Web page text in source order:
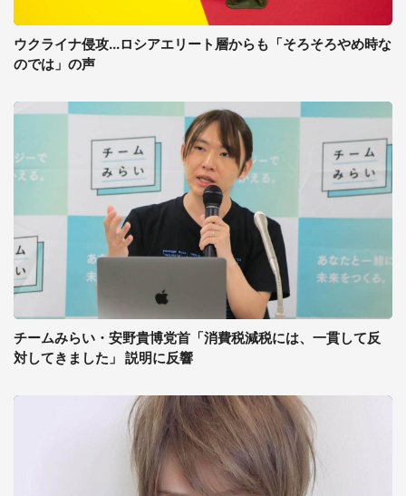
ウクライナ侵攻...ロシアエリート層からも「そろそろやめ時な
のでは」の声
チームみらい・安野貴博党首「消費税減税には、一貫して反
対してきました」 説明に反響